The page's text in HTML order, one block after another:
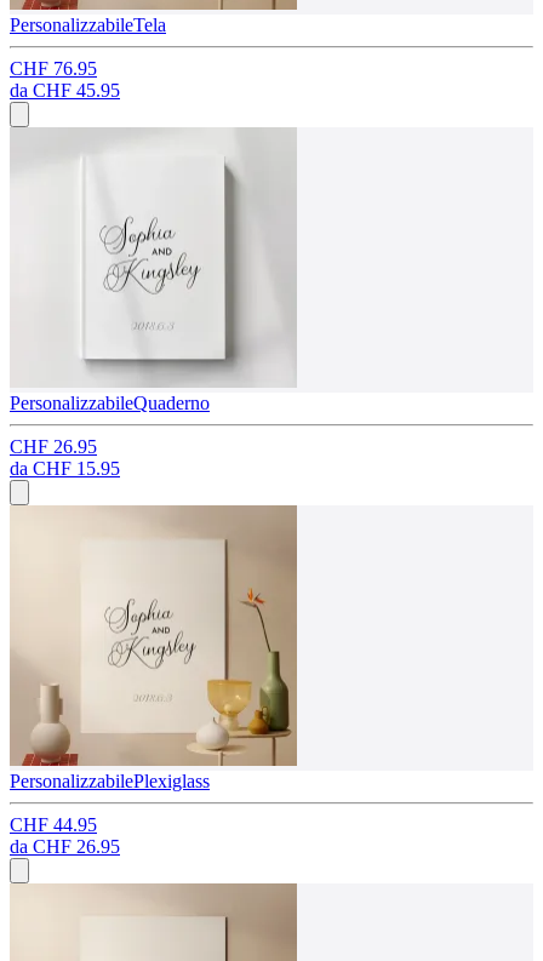
PersonalizzabileTela
CHF 76.95
da CHF 45.95
PersonalizzabileQuaderno
CHF 26.95
da CHF 15.95
PersonalizzabilePlexiglass
CHF 44.95
da CHF 26.95